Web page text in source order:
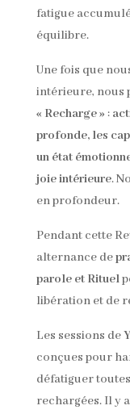
fatigue
équilibre.
Une fois que
intérieure, nous
« Recharge » :
profonde, les
un état
joie intérieure.
en profondeur.
Pendant cette
alternance de
parole et Rituel
libération et de
Les sessions de
conçues pour
défatiguer
rechargées. Il y